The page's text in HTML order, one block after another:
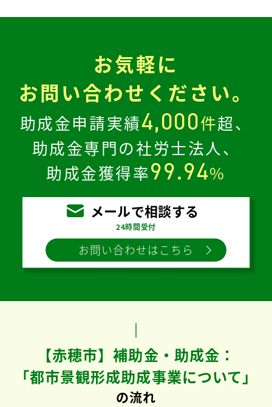
お気軽に
お問い合わせください。
助成金申請実績4,000件超、
助成金専門の社労士法人、
助成金獲得率99.94%
メールで相談する
24時間受付
お問い合わせはこちら
【赤穂市】補助金・助成金：
「都市景観形成助成事業について」
の流れ